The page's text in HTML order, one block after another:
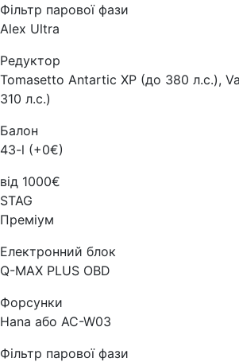
Фільтр парової фази
Alex Ultra
Редуктор
Tomasetto Antartic XP (до 380 л.с.),
310 л.с.)
Балон
43-l (+0€)
від 1000€
STAG
Преміум
Електронний блок
Q-MAX PLUS OBD
Форсунки
Hana або AC-W03
Фільтр парової фази